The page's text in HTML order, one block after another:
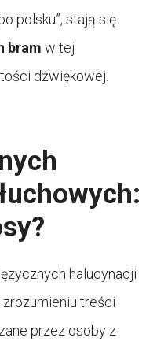
polsku”, stają się
bram w tej
dźwiękowej.
halucynacji
zrozumieniu treści
przez osoby z